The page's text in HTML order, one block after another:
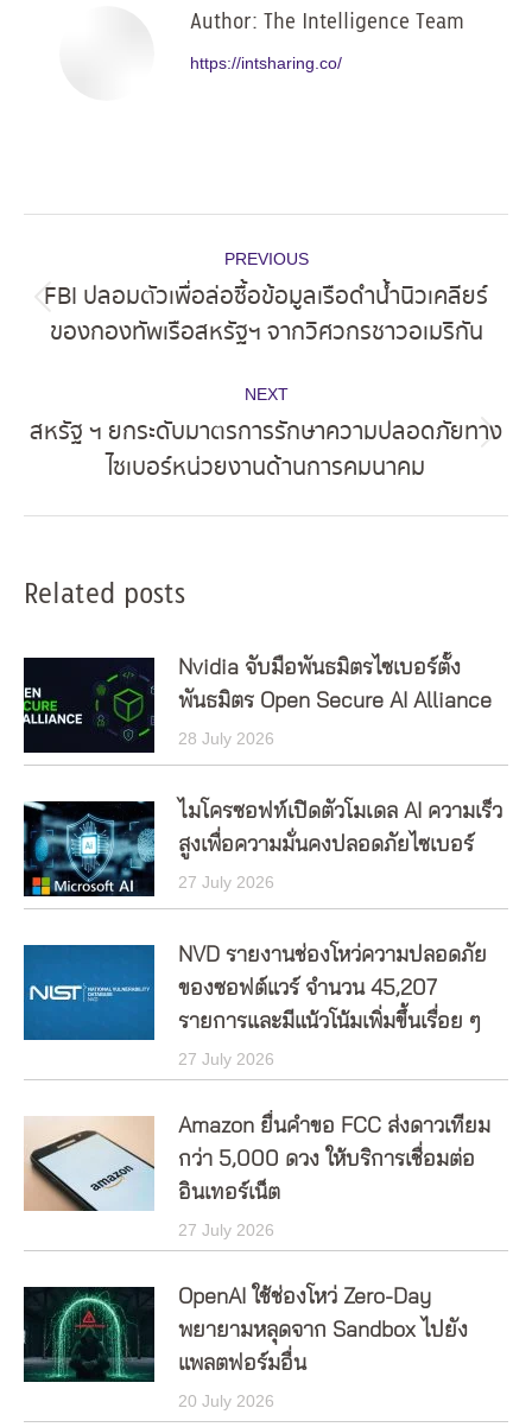
Author: The Intelligence Team
https://intsharing.co/
navigation
PREVIOUS
Previous
post:
FBI ปลอมตัวเพื่อล่อซื้อข้อมูลเรือดำน้ำนิวเคลียร์
ของกองทัพเรือสหรัฐฯ จากวิศวกรชาวอเมริกัน
NEXT
post:
สหรัฐ ฯ ยกระดับมาตรการรักษาความปลอดภัยทาง
ไซเบอร์หน่วยงานด้านการคมนาคม
Related posts
Nvidia จับมือพันธมิตรไซเบอร์ตั้ง
พันธมิตร Open Secure AI Alliance
28 July 2026
ไมโครซอฟท์เปิดตัวโมเดล AI ความเร็ว
สูงเพื่อความมั่นคงปลอดภัยไซเบอร์
27 July 2026
NVD รายงานช่องโหว่ความปลอดภัย
ของซอฟต์แวร์ จำนวน 45,207
รายการและมีแน้วโน้มเพิ่มขึ้นเรื่อย ๆ
27 July 2026
Amazon ยื่นคำขอ FCC ส่งดาวเทียม
กว่า 5,000 ดวง ให้บริการเชื่อมต่อ
อินเทอร์เน็ต
27 July 2026
OpenAI ใช้ช่องโหว่ Zero-Day
พยายามหลุดจาก Sandbox ไปยัง
แพลตฟอร์มอื่น
20 July 2026